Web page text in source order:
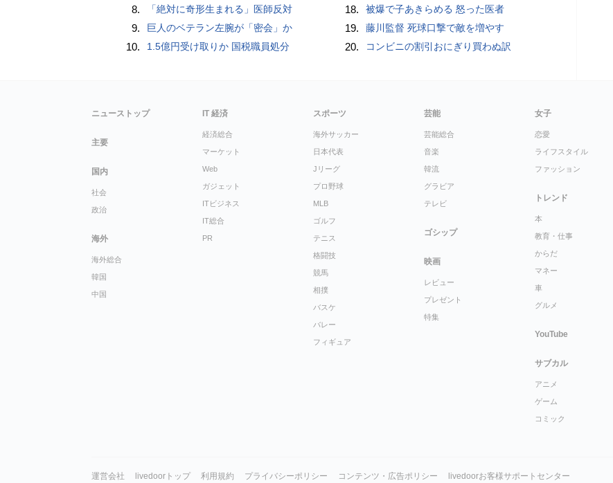
8. 「絶対に奇形生まれる」医師反対
9. 巨人のベテラン左腕が「密会」か
10. 1.5億円受け取りか 国税職員処分
18. 被爆で子あきらめる 怒った医者
19. 藤川監督 死球口撃で敵を増やす
20. コンビニの割引おにぎり買わぬ訳
ニューストップ
主要
国内
社会
政治
海外
海外総合
韓国
中国
IT 経済
経済総合
マーケット
Web
ガジェット
ITビジネス
IT総合
PR
スポーツ
海外サッカー
日本代表
Jリーグ
プロ野球
MLB
ゴルフ
テニス
格闘技
競馬
相撲
バスケ
バレー
フィギュア
芸能
芸能総合
音楽
韓流
グラビア
テレビ
ゴシップ
映画
レビュー
プレゼント
特集
女子
恋愛
ライフスタイル
ファッション
トレンド
本
教育・仕事
からだ
マネー
車
グルメ
YouTube
サブカル
アニメ
ゲーム
コミック
運営会社 livedoorトップ 利用規約 プライバシーポリシー コンテンツ・広告ポリシー livedoorお客様サポートセンター